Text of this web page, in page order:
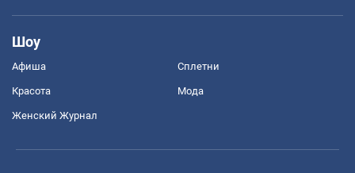
Шоу
Афиша Сплетни
Красота Мода
Женский Журнал